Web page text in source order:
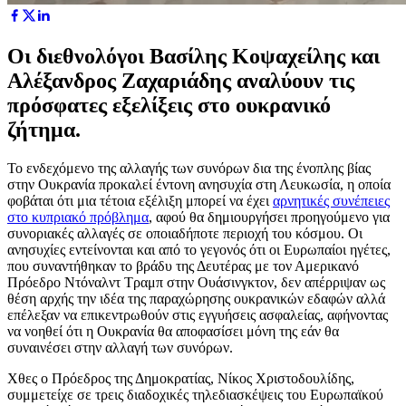
Οι διεθνολόγοι Βασίλης Κοψαχείλης και
Αλέξανδρος Ζαχαριάδης αναλύουν τις
πρόσφατες εξελίξεις στο ουκρανικό
ζήτημα.
Το ενδεχόμενο της αλλαγής των συνόρων δια της ένοπλης βίας
στην Ουκρανία προκαλεί έντονη ανησυχία στη Λευκωσία, η οποία
φοβάται ότι μια τέτοια εξέλιξη μπορεί να έχει αρνητικές συνέπειες
στο κυπριακό πρόβλημα, αφού θα δημιουργήσει προηγούμενο για
συνοριακές αλλαγές σε οποιαδήποτε περιοχή του κόσμου. Οι
ανησυχίες εντείνονται και από το γεγονός ότι οι Ευρωπαίοι ηγέτες,
που συναντήθηκαν το βράδυ της Δευτέρας με τον Αμερικανό
Πρόεδρο Ντόναλντ Τραμπ στην Ουάσινγκτον, δεν απέρριψαν ως
θέση αρχής την ιδέα της παραχώρησης ουκρανικών εδαφών αλλά
επέλεξαν να επικεντρωθούν στις εγγυήσεις ασφαλείας, αφήνοντας
να νοηθεί ότι η Ουκρανία θα αποφασίσει μόνη της εάν θα
συναινέσει στην αλλαγή των συνόρων.
Χθες ο Πρόεδρος της Δημοκρατίας, Νίκος Χριστοδουλίδης,
συμμετείχε σε τρεις διαδοχικές τηλεδιασκέψεις του Ευρωπαϊκού